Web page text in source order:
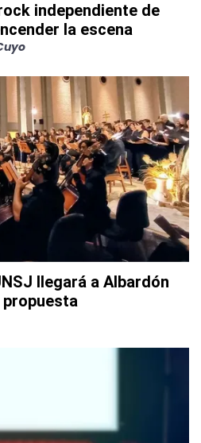
independiente de
la escena
llegará a Albardón